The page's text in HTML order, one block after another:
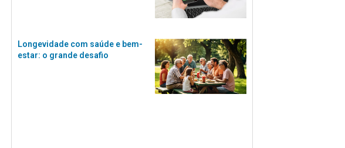
Longevidade com saúde e bem-
estar: o grande desafio